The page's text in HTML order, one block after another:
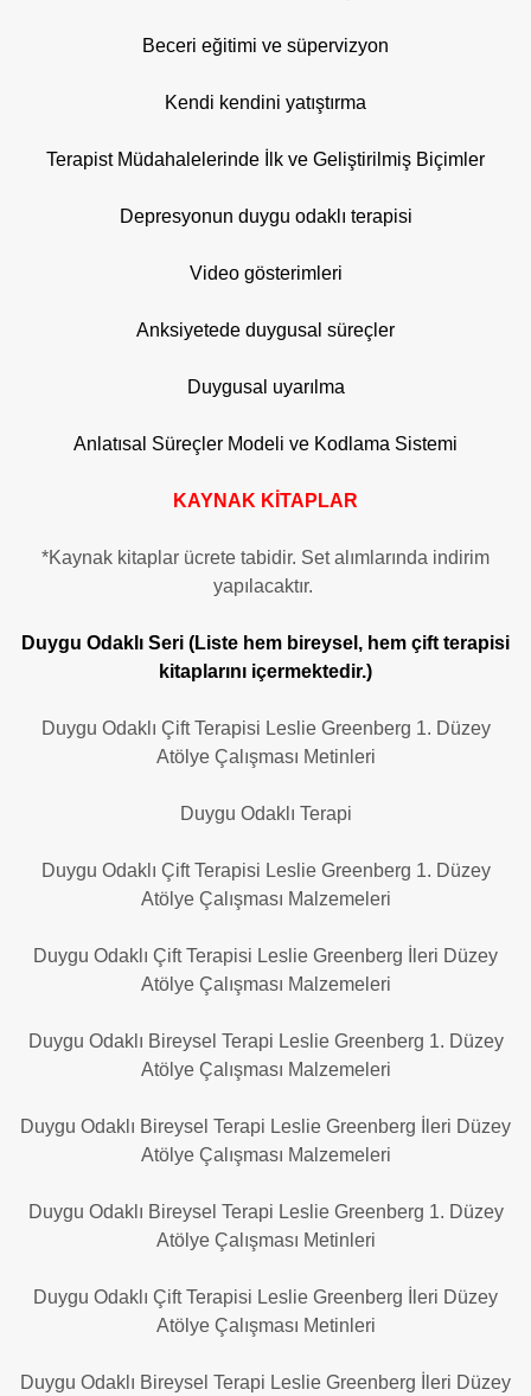
Beceri eğitimi ve süpervizyon
Kendi kendini yatıştırma
Terapist Müdahalelerinde İlk ve Geliştirilmiş Biçimler
Depresyonun duygu odaklı terapisi
Video gösterimleri
Anksiyetede duygusal süreçler
Duygusal uyarılma
Anlatısal Süreçler Modeli ve Kodlama Sistemi
KAYNAK KİTAPLAR
*Kaynak kitaplar ücrete tabidir. Set alımlarında indirim
yapılacaktır.
Duygu Odaklı Seri (Liste hem bireysel, hem çift terapisi
kitaplarını içermektedir.)
Duygu Odaklı Çift Terapisi Leslie Greenberg 1. Düzey
Atölye Çalışması Metinleri
Duygu Odaklı Terapi
Duygu Odaklı Çift Terapisi Leslie Greenberg 1. Düzey
Atölye Çalışması Malzemeleri
Duygu Odaklı Çift Terapisi Leslie Greenberg İleri Düzey
Atölye Çalışması Malzemeleri
Duygu Odaklı Bireysel Terapi Leslie Greenberg 1. Düzey
Atölye Çalışması Malzemeleri
Duygu Odaklı Bireysel Terapi Leslie Greenberg İleri Düzey
Atölye Çalışması Malzemeleri
Duygu Odaklı Bireysel Terapi Leslie Greenberg 1. Düzey
Atölye Çalışması Metinleri
Duygu Odaklı Çift Terapisi Leslie Greenberg İleri Düzey
Atölye Çalışması Metinleri
Duygu Odaklı Bireysel Terapi Leslie Greenberg İleri Düzey